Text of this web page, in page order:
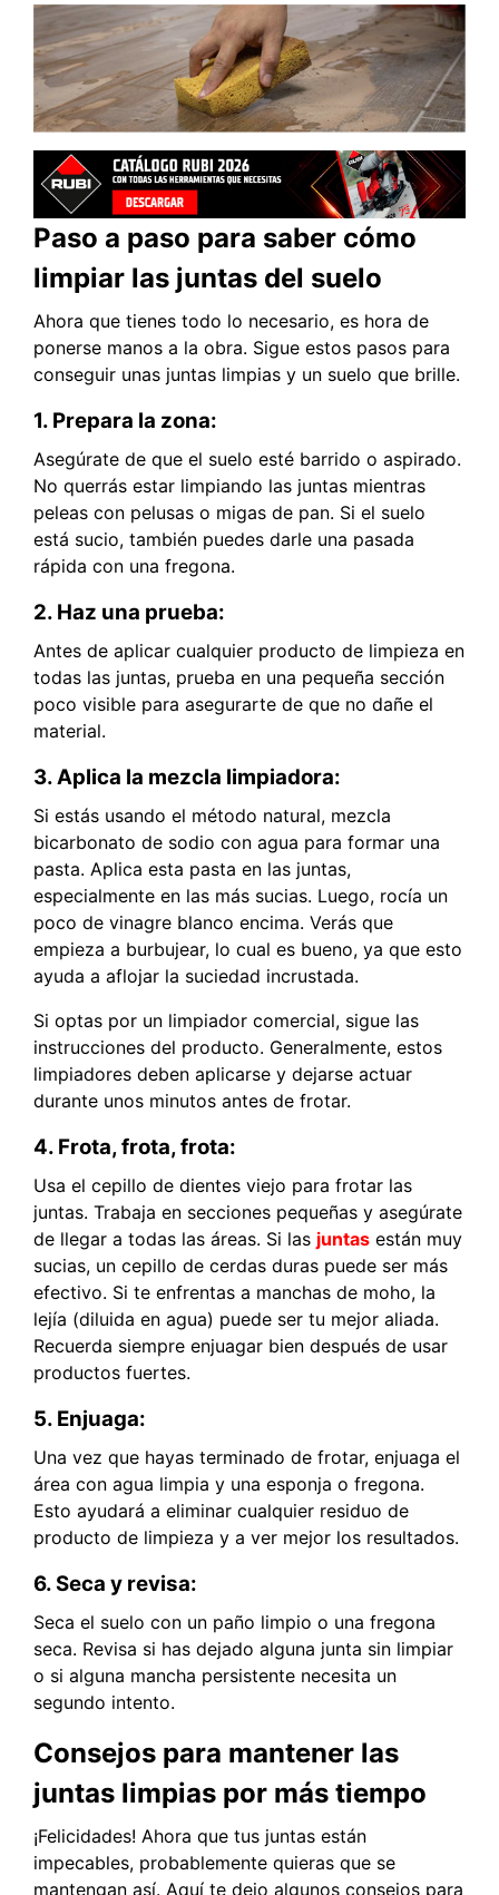
Paso a paso para saber cómo
limpiar las juntas del suelo
Ahora que tienes todo lo necesario, es hora de
ponerse manos a la obra. Sigue estos pasos para
conseguir unas juntas limpias y un suelo que brille.
1. Prepara la zona:
Asegúrate de que el suelo esté barrido o aspirado.
No querrás estar limpiando las juntas mientras
peleas con pelusas o migas de pan. Si el suelo
está sucio, también puedes darle una pasada
rápida con una fregona.
2. Haz una prueba:
Antes de aplicar cualquier producto de limpieza en
todas las juntas, prueba en una pequeña sección
poco visible para asegurarte de que no dañe el
material.
3. Aplica la mezcla limpiadora:
Si estás usando el método natural, mezcla
bicarbonato de sodio con agua para formar una
pasta. Aplica esta pasta en las juntas,
especialmente en las más sucias. Luego, rocía un
poco de vinagre blanco encima. Verás que
empieza a burbujear, lo cual es bueno, ya que esto
ayuda a aflojar la suciedad incrustada.
Si optas por un limpiador comercial, sigue las
instrucciones del producto. Generalmente, estos
limpiadores deben aplicarse y dejarse actuar
durante unos minutos antes de frotar.
4. Frota, frota, frota:
Usa el cepillo de dientes viejo para frotar las
juntas. Trabaja en secciones pequeñas y asegúrate
de llegar a todas las áreas. Si las juntas están muy
sucias, un cepillo de cerdas duras puede ser más
efectivo. Si te enfrentas a manchas de moho, la
lejía (diluida en agua) puede ser tu mejor aliada.
Recuerda siempre enjuagar bien después de usar
productos fuertes.
5. Enjuaga:
Una vez que hayas terminado de frotar, enjuaga el
área con agua limpia y una esponja o fregona.
Esto ayudará a eliminar cualquier residuo de
producto de limpieza y a ver mejor los resultados.
6. Seca y revisa:
Seca el suelo con un paño limpio o una fregona
seca. Revisa si has dejado alguna junta sin limpiar
o si alguna mancha persistente necesita un
segundo intento.
Consejos para mantener las
juntas limpias por más tiempo
¡Felicidades! Ahora que tus juntas están
impecables, probablemente quieras que se
mantengan así. Aquí te dejo algunos consejos para